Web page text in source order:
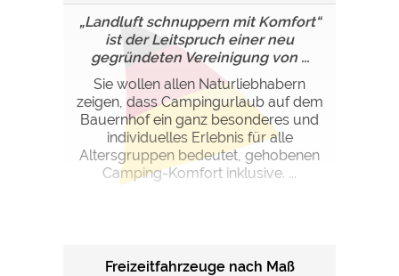
„Landluft schnuppern mit Komfort“
ist der Leitspruch einer neu
gegründeten Vereinigung von ...
Sie wollen allen Naturliebhabern
zeigen, dass Campingurlaub auf dem
Bauernhof ein ganz besonderes und
individuelles Erlebnis für alle
Altersgruppen bedeutet, gehobenen
Camping-Komfort inklusive. ...
Freizeitfahrzeuge nach Maß